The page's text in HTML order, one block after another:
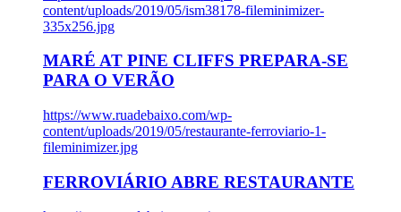
content/uploads/2019/05/ism38178-fileminimizer-
335x256.jpg
MARÉ AT PINE CLIFFS PREPARA-SE
PARA O VERÃO
https://www.ruadebaixo.com/wp-
content/uploads/2019/05/restaurante-ferroviario-1-
fileminimizer.jpg
FERROVIÁRIO ABRE RESTAURANTE